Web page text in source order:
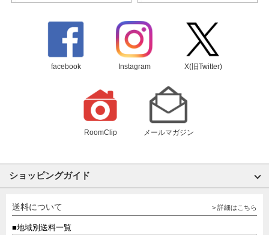
facebook Instagram X(旧Twitter)
RoomClip メールマガジン
ショッピングガイド
送料について > 詳細はこちら
■地域別送料一覧